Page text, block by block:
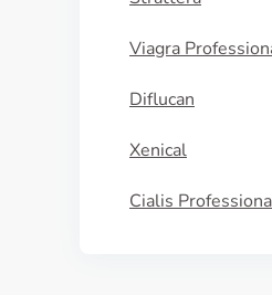
Viagra
Diflucan
Xenical
Cialis